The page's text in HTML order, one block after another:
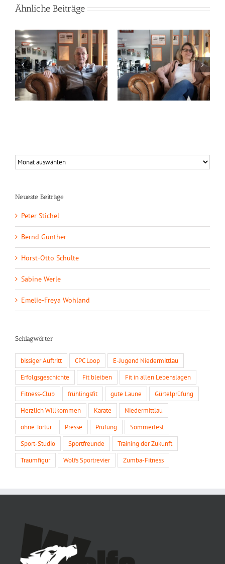
Ähnliche Beiträge
Sabine Werle Emelie-Freya Wohland
Neueste Beiträge
Peter Stichel
Bernd Günther
Horst-Otto Schulte
Sabine Werle
Emelie-Freya Wohland
Schlagwörter
bissiger Auftritt CPC Loop E-Jugend Niedermittlau
Erfolgsgeschichte Fit bleiben Fit in allen Lebenslagen
Fitness-Club frühlingsfit gute Laune Gürtelprüfung
Herzlich Willkommen Karate Niedermittlau
ohne Tortur Presse Prüfung Sommerfest
Sport-Studio Sportfreunde Training der Zukunft
Traumfigur Wolfs Sportrevier Zumba-Fitness